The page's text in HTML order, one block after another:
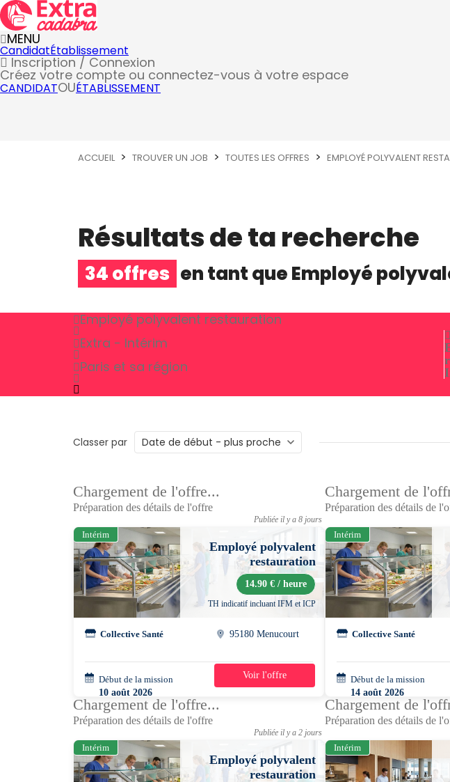
MENU
CandidatÉtablissement
Inscription / Connexion
Créez votre compte ou connectez-vous à votre espace
CANDIDATOUÉTABLISSEMENT
ACCUEIL TROUVER UN JOB TOUTES LES OFFRES EMPLOYÉ POLYVALENT
Résultats de ta recherche
34 offres en tant queEmployé
Employé polyvalent restauration
Extra - Intérim
Paris et sa région
Classer par
Chargement de l'offre...
Préparation des détails de l'offre
Publiée il y a 8 jours
Intérim
Employé polyvalent
restauration
14.90 € / heure
TH indicatif incluant IFM et ICP
Collective Santé 95180 Menucourt
Début de la mission
10 août 2026
07h30 - 12h30
3 semaines
Voir l'offre
Chargement de
Préparation des détails de
Intérim
Collective Santé
Début de la mission
14 août 2026
07h00 - 19h00
Chargement de l'offre...
Préparation des détails de l'offre
Publiée il y a 2 jours
Intérim
Employé polyvalent
restauration
Chargement de
Préparation des détails de
Intérim